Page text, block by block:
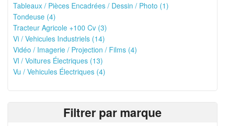
Tableaux / Pièces Encadrées / Dessin / Photo (1)
Tondeuse (4)
Tracteur Agricole +100 Cv (3)
Vi / Vehicules Industriels (14)
Vidéo / Imagerie / Projection / Films (4)
Vl / Voitures Électriques (13)
Vu / Vehicules Électriques (4)
Filtrer par marque